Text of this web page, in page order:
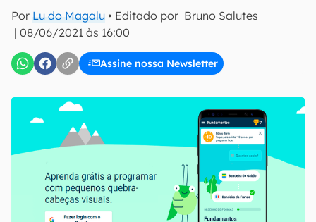
Por Lu do Magalu • Editado por Bruno Salutes
| 08/06/2021 às 16:00
Assine nossa Newsletter
Uso e Política de Privacidade do Canaltech.